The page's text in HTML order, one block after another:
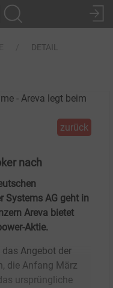
DETAIL
zurück
nach
Systems AG geht in
Areva bietet
Aktie.
Angebot der
die Anfang März
ursprüngliche